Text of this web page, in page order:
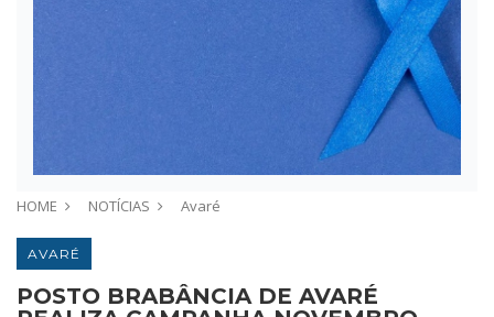
HOME NOTÍCIAS Avaré
AVARÉ
POSTO BRABÂNCIA DE AVARÉ